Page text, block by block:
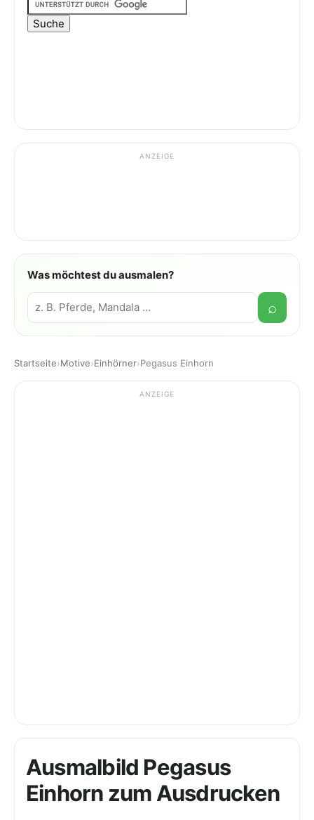
ANZEIGE
Was möchtest du ausmalen?
Suche
⌕
Startseite›Motive›Einhörner›Pegasus Einhorn
ANZEIGE
Ausmalbild Pegasus
Einhorn zum Ausdrucken